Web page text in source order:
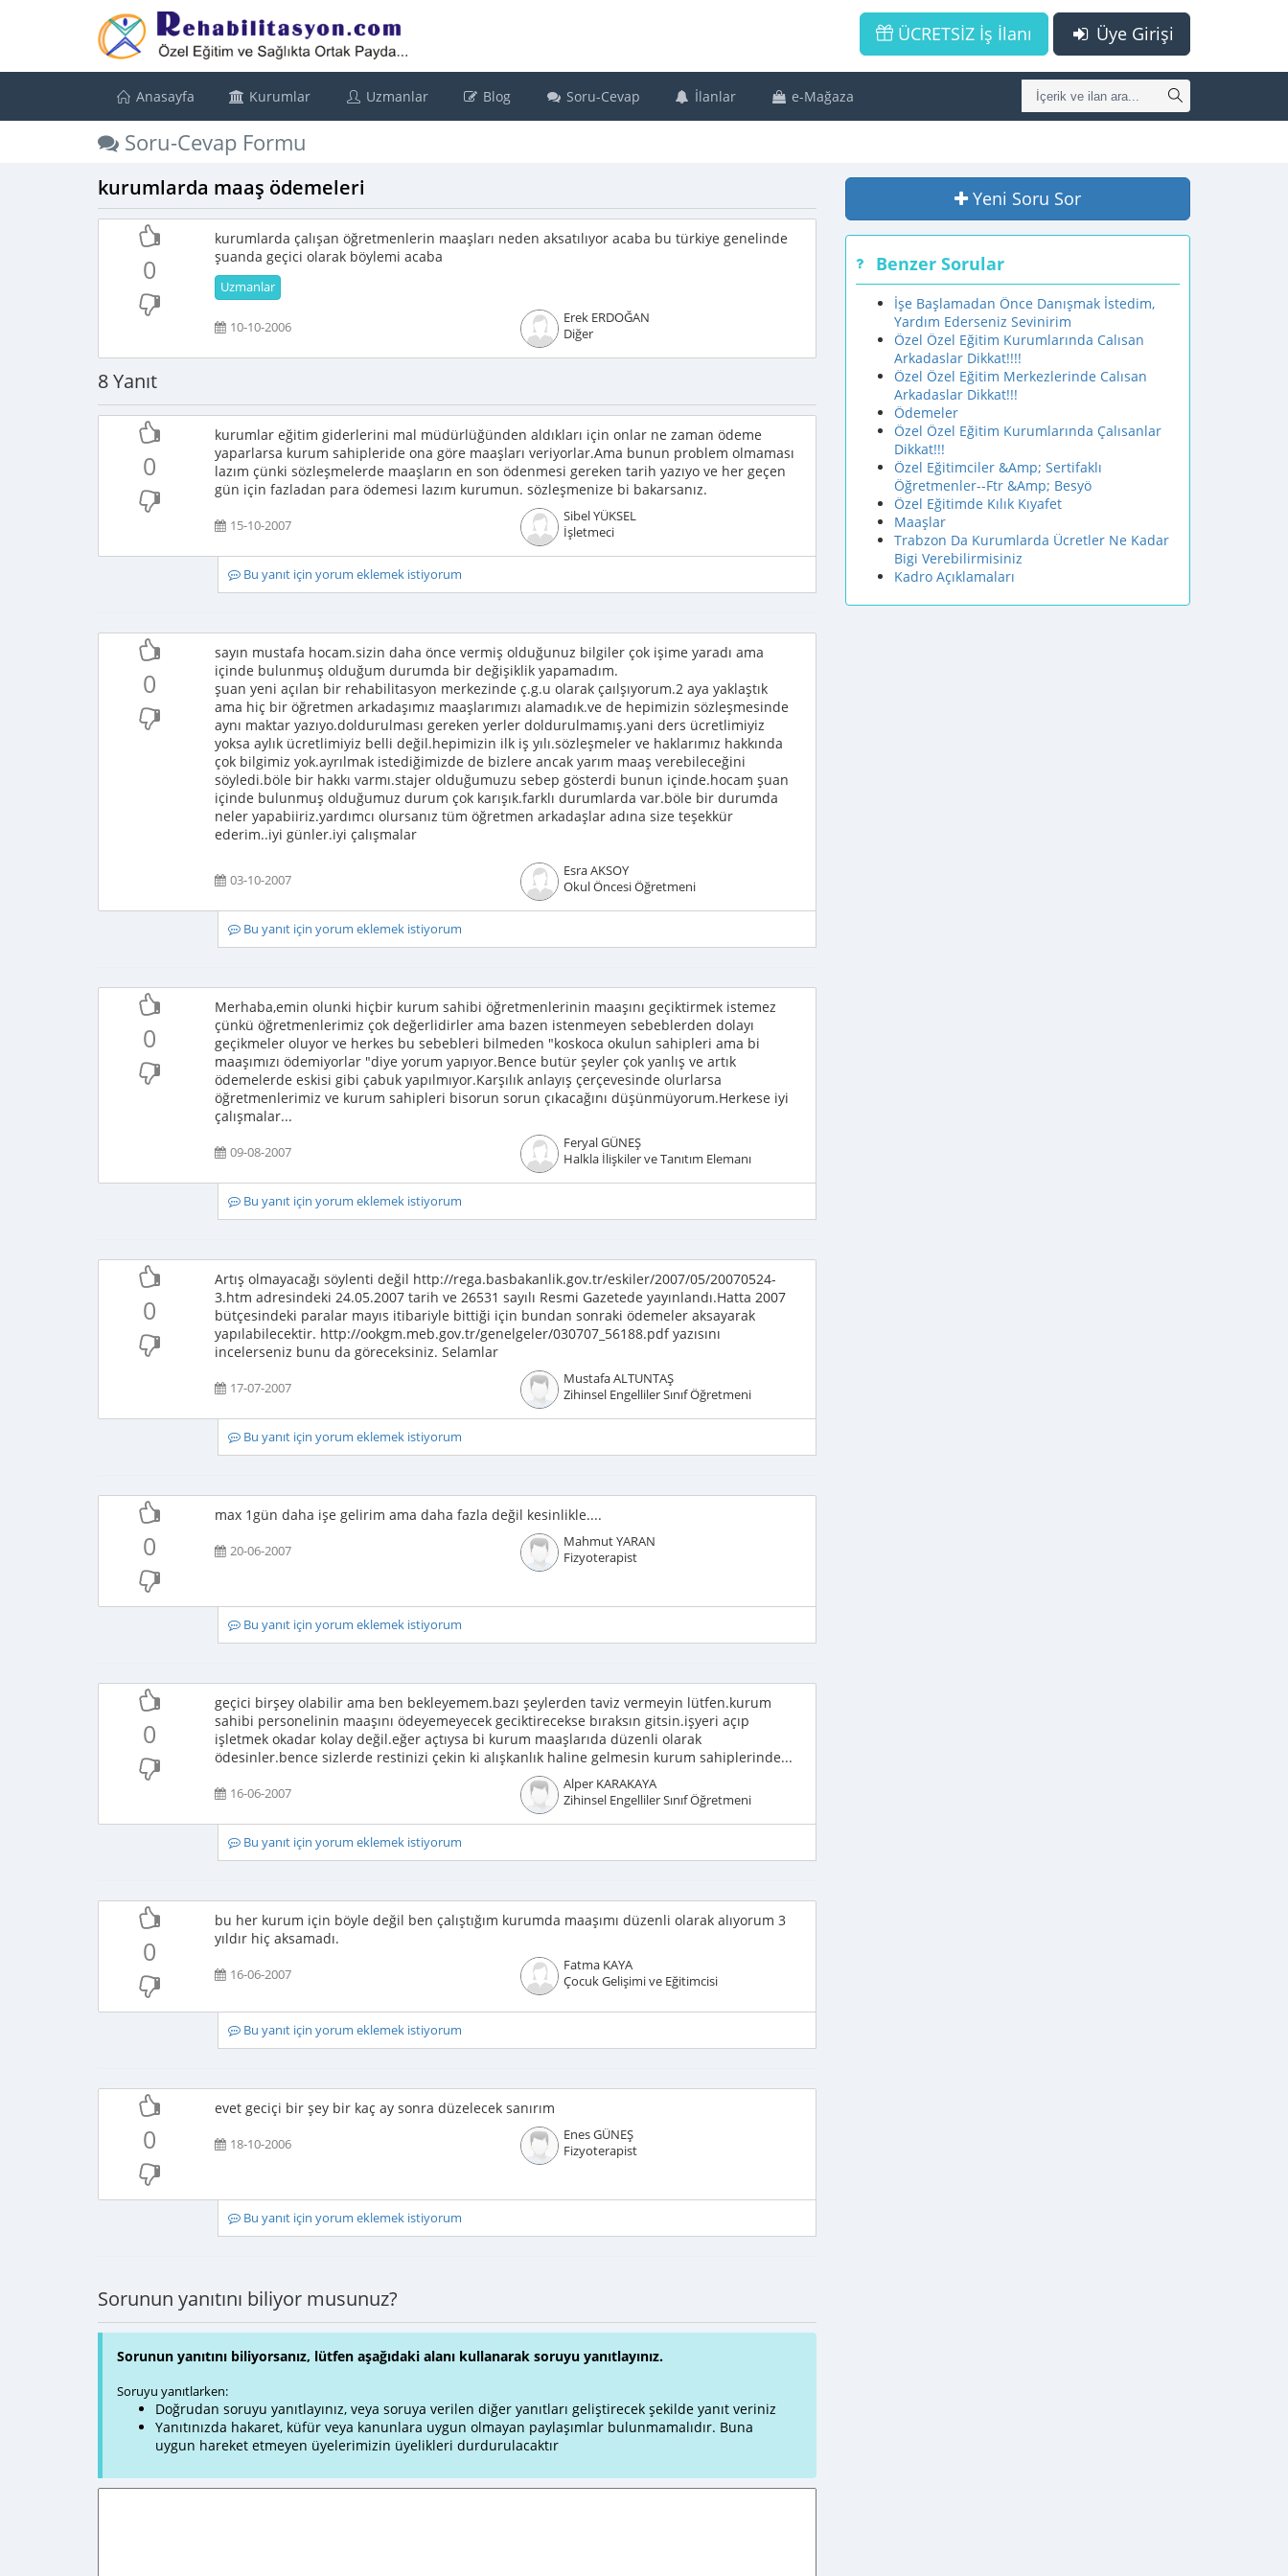
Üye Girişi
ÜCRETSİZ İş İlanı
Anasayfa Kurumlar Uzmanlar Blog Soru-Cevap İlanlar e-Mağaza
Soru-Cevap Formu
kurumlarda maaş ödemeleri
0
kurumlarda çalışan öğretmenlerin maaşları neden aksatılıyor acaba bu türkiye genelinde
şuanda geçici olarak böylemi acaba
Uzmanlar
10-10-2006
Erek ERDOĞAN
Diğer
8 Yanıt
0
kurumlar eğitim giderlerini mal müdürlüğünden aldıkları için onlar ne zaman ödeme
yaparlarsa kurum sahipleride ona göre maaşları veriyorlar.Ama bunun problem olmaması
lazım çünki sözleşmelerde maaşların en son ödenmesi gereken tarih yazıyo ve her geçen
gün için fazladan para ödemesi lazım kurumun. sözleşmenize bi bakarsanız.
15-10-2007
Sibel YÜKSEL
İşletmeci
Bu yanıt için yorum eklemek istiyorum
0
sayın mustafa hocam.sizin daha önce vermiş olduğunuz bilgiler çok işime yaradı ama
içinde bulunmuş olduğum durumda bir değişiklik yapamadım.
şuan yeni açılan bir rehabilitasyon merkezinde ç.g.u olarak çaılşıyorum.2 aya yaklaştık
ama hiç bir öğretmen arkadaşımız maaşlarımızı alamadık.ve de hepimizin sözleşmesinde
aynı maktar yazıyo.doldurulması gereken yerler doldurulmamış.yani ders ücretlimiyiz
yoksa aylık ücretlimiyiz belli değil.hepimizin ilk iş yılı.sözleşmeler ve haklarımız hakkında
çok bilgimiz yok.ayrılmak istediğimizde de bizlere ancak yarım maaş verebileceğini
söyledi.böle bir hakkı varmı.stajer olduğumuzu sebep gösterdi bunun içinde.hocam şuan
içinde bulunmuş olduğumuz durum çok karışık.farklı durumlarda var.böle bir durumda
neler yapabiiriz.yardımcı olursanız tüm öğretmen arkadaşlar adına size teşekkür
ederim..iyi günler.iyi çalışmalar
03-10-2007
Esra AKSOY
Okul Öncesi Öğretmeni
Bu yanıt için yorum eklemek istiyorum
0
Merhaba,emin olunki hiçbir kurum sahibi öğretmenlerinin maaşını geçiktirmek istemez
çünkü öğretmenlerimiz çok değerlidirler ama bazen istenmeyen sebeblerden dolayı
geçikmeler oluyor ve herkes bu sebebleri bilmeden "koskoca okulun sahipleri ama bi
maaşımızı ödemiyorlar "diye yorum yapıyor.Bence butür şeyler çok yanlış ve artık
ödemelerde eskisi gibi çabuk yapılmıyor.Karşılık anlayış çerçevesinde olurlarsa
öğretmenlerimiz ve kurum sahipleri bisorun sorun çıkacağını düşünmüyorum.Herkese iyi
çalışmalar...
09-08-2007
Feryal GÜNEŞ
Halkla İlişkiler ve Tanıtım Elemanı
Bu yanıt için yorum eklemek istiyorum
0
Artış olmayacağı söylenti değil http://rega.basbakanlik.gov.tr/eskiler/2007/05/20070524-
3.htm adresindeki 24.05.2007 tarih ve 26531 sayılı Resmi Gazetede yayınlandı.Hatta 2007
bütçesindeki paralar mayıs itibariyle bittiği için bundan sonraki ödemeler aksayarak
yapılabilecektir. http://ookgm.meb.gov.tr/genelgeler/030707_56188.pdf yazısını
incelerseniz bunu da göreceksiniz. Selamlar
17-07-2007
Mustafa ALTUNTAŞ
Zihinsel Engelliler Sınıf Öğretmeni
Bu yanıt için yorum eklemek istiyorum
0
max 1gün daha işe gelirim ama daha fazla değil kesinlikle....
20-06-2007
Mahmut YARAN
Fizyoterapist
Bu yanıt için yorum eklemek istiyorum
0
geçici birşey olabilir ama ben bekleyemem.bazı şeylerden taviz vermeyin lütfen.kurum
sahibi personelinin maaşını ödeyemeyecek geciktirecekse bıraksın gitsin.işyeri açıp
işletmek okadar kolay değil.eğer açtıysa bi kurum maaşlarıda düzenli olarak
ödesinler.bence sizlerde restinizi çekin ki alışkanlık haline gelmesin kurum sahiplerinde...
16-06-2007
Alper KARAKAYA
Zihinsel Engelliler Sınıf Öğretmeni
Bu yanıt için yorum eklemek istiyorum
0
bu her kurum için böyle değil ben çalıştığım kurumda maaşımı düzenli olarak alıyorum 3
yıldır hiç aksamadı.
16-06-2007
Fatma KAYA
Çocuk Gelişimi ve Eğitimcisi
Bu yanıt için yorum eklemek istiyorum
0
evet geciçi bir şey bir kaç ay sonra düzelecek sanırım
18-10-2006
Enes GÜNEŞ
Fizyoterapist
Bu yanıt için yorum eklemek istiyorum
Sorunun yanıtını biliyor musunuz?
Sorunun yanıtını biliyorsanız, lütfen aşağıdaki alanı kullanarak soruyu yanıtlayınız.
Soruyu yanıtlarken:
Doğrudan soruyu yanıtlayınız, veya soruya verilen diğer yanıtları geliştirecek şekilde yanıt veriniz
Yanıtınızda hakaret, küfür veya kanunlara uygun olmayan paylaşımlar bulunmamalıdır. Buna
uygun hareket etmeyen üyelerimizin üyelikleri durdurulacaktır
Yeni Soru Sor
Benzer Sorular
İşe Başlamadan Önce Danışmak İstedim,
Yardım Ederseniz Sevinirim
Özel Özel Eğitim Kurumlarında Calısan
Arkadaslar Dikkat!!!!
Özel Özel Eğitim Merkezlerinde Calısan
Arkadaslar Dikkat!!!
Ödemeler
Özel Özel Eğitim Kurumlarında Çalısanlar
Dikkat!!!
Özel Eğitimciler &Amp; Sertifaklı
Öğretmenler--Ftr &Amp; Besyö
Özel Eğitimde Kılık Kıyafet
Maaşlar
Trabzon Da Kurumlarda Ücretler Ne Kadar
Bigi Verebilirmisiniz
Kadro Açıklamaları